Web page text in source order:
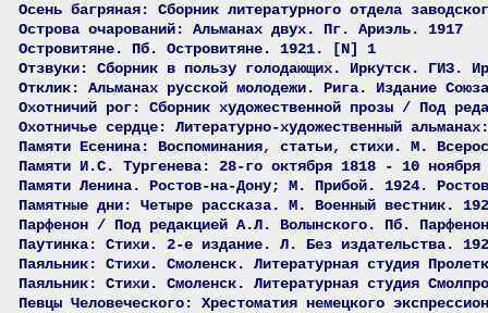
Осень багряная: Сборник литературного отдела
Острова очарований: Альманах двух. Пг. Ариэль. 1917
Островитяне. Пб. Островитяне. 1921. [N] 1
Отзвуки: Сборник в пользу голодающих. Иркутск. ГИЗ.
Отклик: Альманах русской молодежи. Рига. Издание
Охотничий рог: Сборник художественной прозы / Под
Охотничье сердце: Литературно-художественный
Памяти Есенина: Воспоминания, статьи, стихи. М.
Памяти И.С. Тургенева: 28-го октября 1818 - 10 ноября
Памяти Ленина. Ростов-на-Дону; М. Прибой. 1924.
Памятные дни: Четыре рассказа. М. Военный вестник.
Парфенон / Под редакцией А.Л. Волынского. Пб.
Паутинка: Стихи. 2-е издание. Л. Без издательства.
Паяльник: Стихи. Смоленск. Литературная студия
Паяльник: Стихи. Смоленск. Литературная студия
Певцы Человеческого: Хрестоматия немецкого